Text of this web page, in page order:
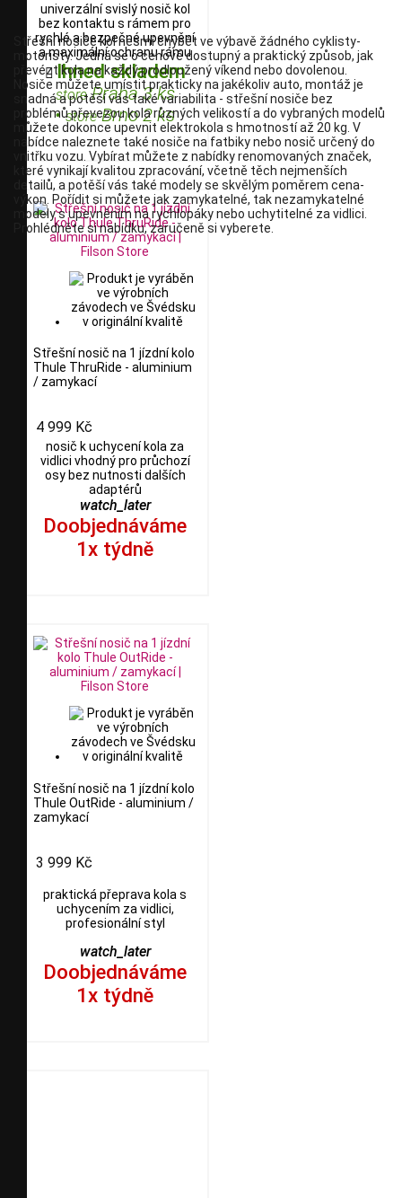
Střešní nosiče kol nesmí chybět ve výbavě žádného cyklisty-
motoristy. Jedná se o cenově dostupný a praktický způsob, jak
převézt kola na každý prodloužený víkend nebo dovolenou.
Nosiče můžete umístit prakticky na jakékoliv auto, montáž je
snadná a potěší vás také variabilita - střešní nosiče bez
problémů převezou kola různých velikostí a do vybraných modelů
můžete dokonce upevnit elektrokola s hmotností až 20 kg. V
nabídce naleznete také nosiče na fatbiky nebo nosič určený do
vnitřku vozu. Vybírat můžete z nabídky renomovaných značek,
které vynikají kvalitou zpracování, včetně těch nejmenších
detailů, a potěší vás také modely se skvělým poměrem cena-
výkon. Pořídit si můžete jak zamykatelné, tak nezamykatelné
modely s upevněním na rychlopáky nebo uchytitelné za vidlici.
Prohlédněte si nabídku, zaručeně si vyberete.
univerzální svislý nosič kol
bez kontaktu s rámem pro
rychlé a bezpečné upevnění
a maximální ochranu rámu
 Ihned skladem
storePraha 3 ks
•storeBrno 2 ks
Střešní nosič na 1 jízdní kolo
Thule ThruRide - aluminium
/ zamykací
4 999 Kč
nosič k uchycení kola za
vidlici vhodný pro průchozí
osy bez nutnosti dalších
adaptérů
watch_later
Doobjednáváme
1x týdně
Střešní nosič na 1 jízdní kolo
Thule OutRide - aluminium /
zamykací
3 999 Kč
praktická přeprava kola s
uchycením za vidlici,
profesionální styl
watch_later
Doobjednáváme
1x týdně